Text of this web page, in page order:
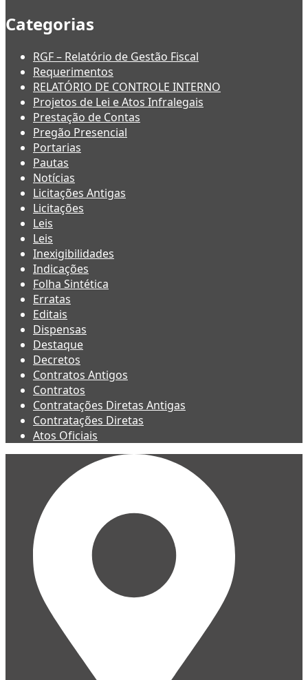
Categorias
RGF – Relatório de Gestão Fiscal
Requerimentos
RELATÓRIO DE CONTROLE INTERNO
Projetos de Lei e Atos Infralegais
Prestação de Contas
Pregão Presencial
Portarias
Pautas
Notícias
Licitações Antigas
Licitações
Leis
Leis
Inexigibilidades
Indicações
Folha Sintética
Erratas
Editais
Dispensas
Destaque
Decretos
Contratos Antigos
Contratos
Contratações Diretas Antigas
Contratações Diretas
Atos Oficiais